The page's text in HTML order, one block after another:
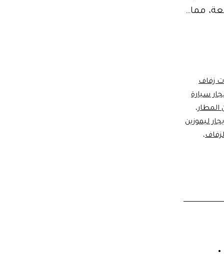
مما…
زفاف
سيارة
المطار،
ليموزين
،